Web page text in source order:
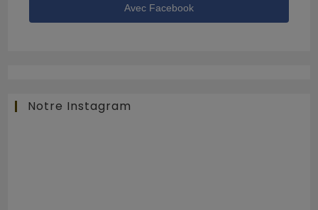
Avec Facebook
Notre Instagram